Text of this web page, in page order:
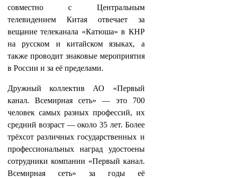
совместно с Центральным
телевидением Китая отвечает за
вещание телеканала «Катюша» в КНР
на русском и китайском языках, а
также проводит знаковые мероприятия
в России и за её пределами.
Дружный коллектив АО «Первый
канал. Всемирная сеть» — это 700
человек самых разных профессий, их
средний возраст — около 35 лет. Более
трёхсот различных государственных и
профессиональных наград удостоены
сотрудники компании «Первый канал.
Всемирная сеть» за годы её